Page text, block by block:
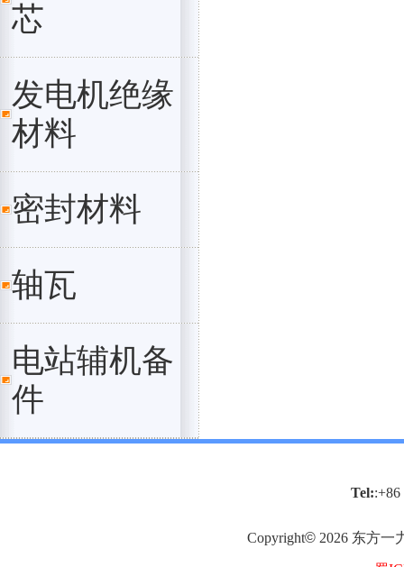
芯
发电机绝缘
材料
密封材料
轴瓦
电站辅机备
件
Tel::+86
Copyright© 2026 东方一